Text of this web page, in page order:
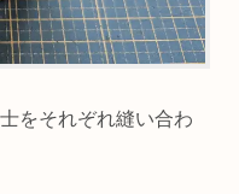
をそれぞれ縫い合わ